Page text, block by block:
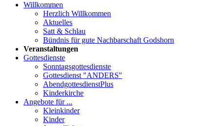
Willkommen
Herzlich Willkommen
Aktuelles
Satt & Schlau
Bündnis für gute Nachbarschaft Godshorn
Veranstaltungen
Gottesdienste
Sonntagsgottesdienste
Gottesdienst "ANDERS"
AbendgottesdienstPlus
Kinderkirche
Angebote für ...
Kleinkinder
Kinder